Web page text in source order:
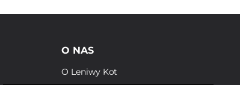
O NAS
O Leniwy Kot